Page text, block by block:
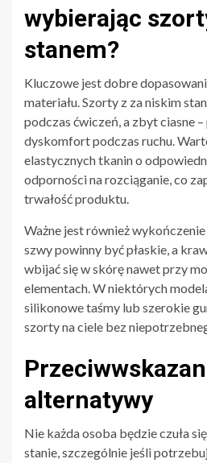
wybierając
stanem?
Kluczowe jest dobre
materiału. Szorty z za niskim
podczas ćwiczeń, a zbyt ciasne
dyskomfort podczas ruchu.
elastycznych tkanin o
odporności na rozciąganie, co
trwałość produktu.
Ważne jest również
szwy powinny być płaskie, a
wbijać się w skórę nawet przy
elementach. W niektórych
silikonowe taśmy lub szerokie
szorty na ciele bez
alternatywy
Nie każda osoba będzie czuła
stanie, szczególnie jeśli